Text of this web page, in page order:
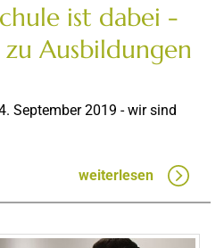
ist dabei -
Ausbildungen
September 2019 - wir sind
weiterlesen